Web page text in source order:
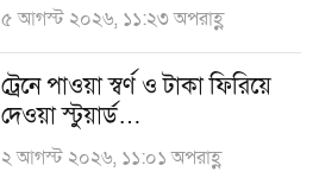
৫ আগস্ট ২০২৬, ১১:২৩ অপরাহ্ণ
ট্রেনে পাওয়া স্বর্ণ ও টাকা ফিরিয়ে
দেওয়া স্টুয়ার্ড…
২ আগস্ট ২০২৬, ১১:০১ অপরাহ্ণ